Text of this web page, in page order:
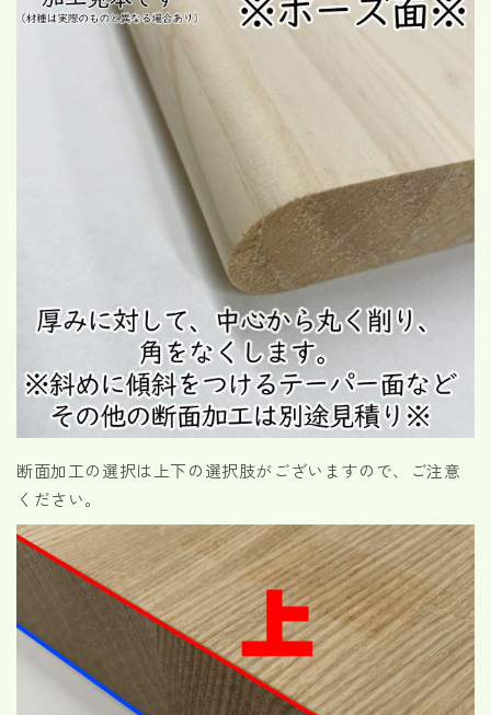
断面加工の選択は上下の選択肢がございますので、ご注意
ください。